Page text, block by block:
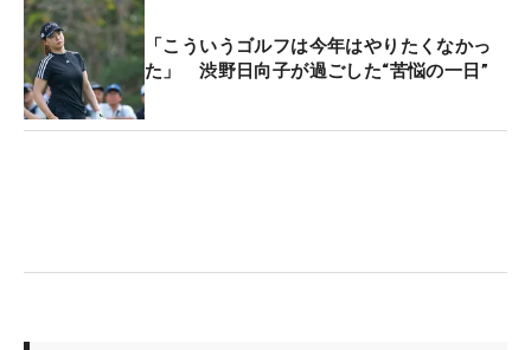
「こういうゴルフは今年はやりたくなかっ
た」 渋野日向子が過ごした“苦悩の一日”